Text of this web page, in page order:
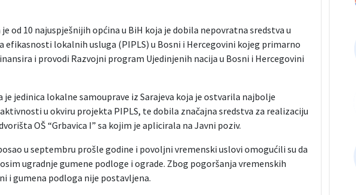
od 10 najuspješnijih općina u BiH koja je dobila nepovratna sredstva u
efikasnosti lokalnih usluga (PIPLS) u Bosni i Hercegovini kojeg primarno
i provodi Razvojni program Ujedinjenih nacija u Bosni i Hercegovini
je jedinica lokalne samouprave iz Sarajeva koja je ostvarila najbolje
u okviru projekta PIPLS, te dobila značajna sredstva za realizaciju
OŠ “Grbavica I” sa kojim je aplicirala na Javni poziv.
u septembru prošle godine i povoljni vremenski uslovi omogućili su da
ugradnje gumene podloge i ograde. Zbog pogoršanja vremenskih
i gumena podloga nije postavljena.